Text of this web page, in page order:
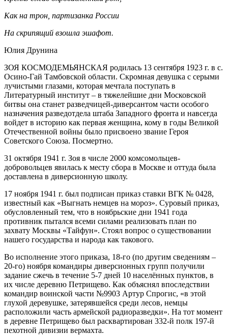
Как на трон, партизанка России
На скрипящий взошла эшафот.
Юлия Друнина
ЗОЯ КОСМОДЕМЬЯНСКАЯ родилась 13 сентября 1923 г. в с.
Осино-Гай Тамбовской области. Скромная девушка с серыми
лучистыми глазами, которая мечтала поступать в
Литературный институт – в тяжелейшие дни Московской
битвы она станет разведчицей-диверсантом части особого
назначения разведотдела штаба Западного фронта и навсегда
войдет в историю как первая женщина, кому в годы Великой
Отечественной войны было присвоено звание Героя
Советского Союза. Посмертно.
31 октября 1941 г. Зоя в числе 2000 комсомольцев-
добровольцев явилась к месту сбора в Москве и оттуда была
доставлена в диверсионную школу.
17 ноября 1941 г. был подписан приказ ставки ВГК № 0428,
известный как «Выгнать немцев на мороз». Суровый приказ,
обусловленный тем, что в ноябрьские дни 1941 года
противник пытался всеми силами реализовать план по
захвату Москвы «Тайфун». Стоял вопрос о существовании
нашего государства и народа как такового.
Во исполнение этого приказа, 18-го (по другим сведениям –
20-го) ноября командиры диверсионных групп получили
задание сжечь в течение 5-7 дней 10 населённых пунктов, в
их числе деревню Петрищево. Как объяснял впоследствии
командир воинской части №9903 Артур Спрогис, «в этой
глухой деревушке, затерявшейся среди лесов, немцы
расположили часть армейской радиоразведки». На тот момент
в деревне Петрищево был расквартирован 332-й полк 197-й
пехотной дивизии вермахта.